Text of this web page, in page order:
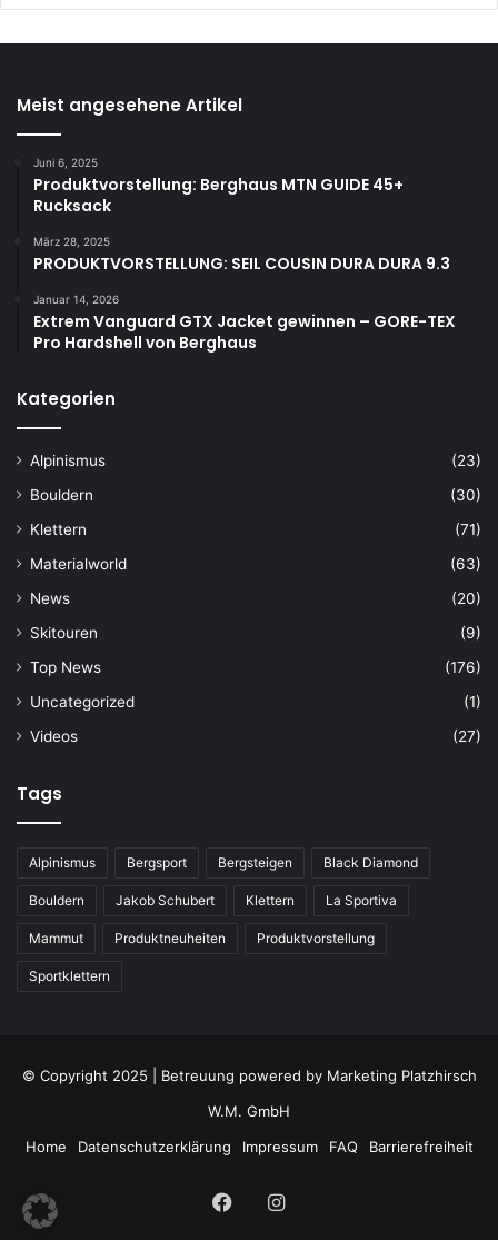
Meist angesehene Artikel
Juni 6, 2025
Produktvorstellung: Berghaus MTN GUIDE 45+
Rucksack
März 28, 2025
PRODUKTVORSTELLUNG: SEIL COUSIN DURA DURA 9.3
Januar 14, 2026
Extrem Vanguard GTX Jacket gewinnen – GORE-TEX
Pro Hardshell von Berghaus
Kategorien
Alpinismus
(23)
Bouldern
(30)
Klettern
(71)
Materialworld
(63)
News
(20)
Skitouren
(9)
Top News
(176)
Uncategorized
(1)
Videos
(27)
Tags
Alpinismus Bergsport Bergsteigen Black Diamond
Bouldern Jakob Schubert Klettern La Sportiva
Mammut Produktneuheiten Produktvorstellung
Sportklettern
© Copyright 2025 | Betreuung powered by Marketing Platzhirsch
W.M. GmbH
Home
Datenschutzerklärung Impressum FAQ Barrierefreiheit
FacebookInstagram